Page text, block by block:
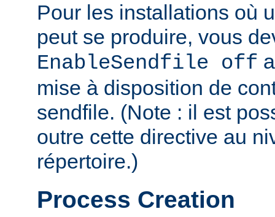
Pour les installations où
peut se produire, vous
EnableSendfile off
mise à disposition de
sendfile. (Note : il est
outre cette directive au
répertoire.)
Process Creation